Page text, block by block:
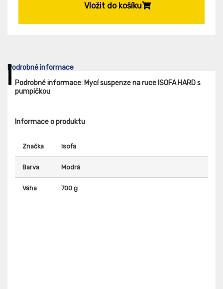
Vložit do košíku
Podrobné informace
Podrobné informace: Mycí suspenze na ruce ISOFA HARD s
pumpičkou
Informace o produktu
Značka Isofa
Barva Modrá
Váha 700 g